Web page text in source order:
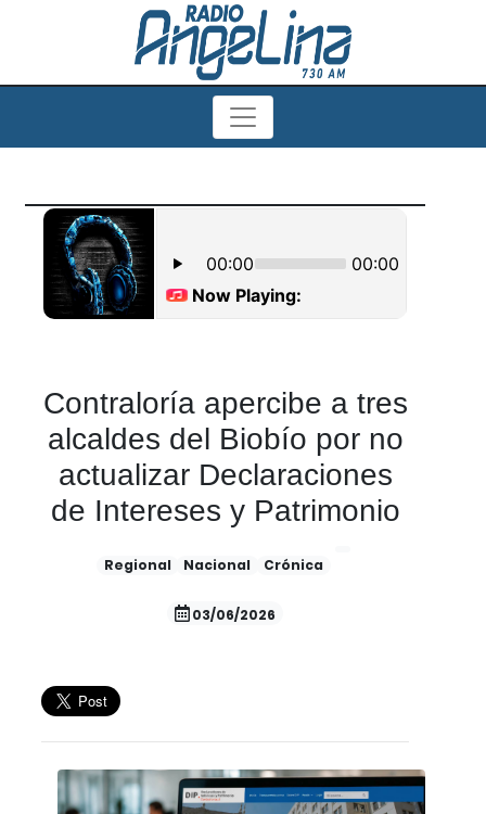
Contraloría apercibe a tres
alcaldes del Biobío por no
actualizar Declaraciones
de Intereses y Patrimonio
Regional Nacional Crónica
03/06/2026